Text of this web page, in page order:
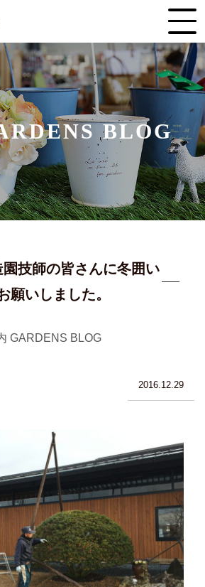
BLOG
技師の皆さんに冬囲い
願いしました。
GARDENS BLOG
2016.12.29